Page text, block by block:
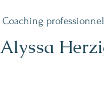
Alyssa
Coaching